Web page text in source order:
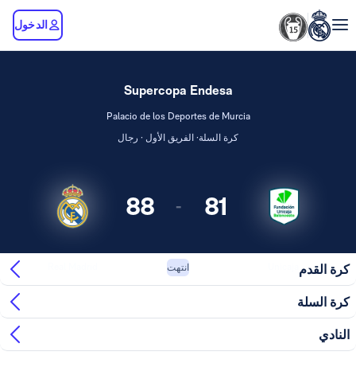
الدخول
Supercopa Endesa
Palacio de los Deportes de Murcia
كرة السلة· الفريق الأول · رجال
81
-
88
انتهت كرة القدم
كرة السلة
النادي